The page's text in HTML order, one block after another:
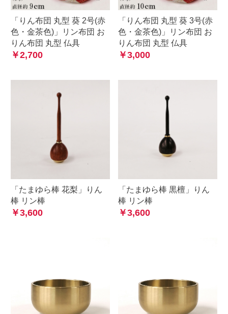
「りん布団 丸型 葵 2号(赤
色・金茶色)」リン布団 お
りん布団 丸型 仏具
￥2,700
「りん布団 丸型 葵 3号(赤
色・金茶色)」リン布団 お
りん布団 丸型 仏具
￥3,000
「たまゆら棒 花梨」りん
棒 リン棒
￥3,600
「たまゆら棒 黒檀」りん
棒 リン棒
￥3,600